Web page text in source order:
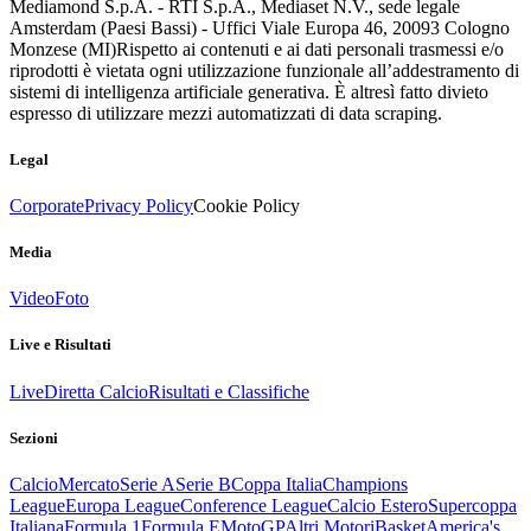
Mediamond S.p.A. - RTI S.p.A., Mediaset N.V., sede legale
Amsterdam (Paesi Bassi) - Uffici Viale Europa 46, 20093 Cologno
Monzese (MI)Rispetto ai contenuti e ai dati personali trasmessi e/o
riprodotti è vietata ogni utilizzazione funzionale all’addestramento di
sistemi di intelligenza artificiale generativa. È altresì fatto divieto
espresso di utilizzare mezzi automatizzati di data scraping.
Legal
CorporatePrivacy PolicyCookie Policy
Media
VideoFoto
Live e Risultati
LiveDiretta CalcioRisultati e Classifiche
Sezioni
CalcioMercatoSerie ASerie BCoppa ItaliaChampions
LeagueEuropa LeagueConference LeagueCalcio EsteroSupercoppa
ItalianaFormula 1Formula EMotoGPAltri MotoriBasketAmerica's